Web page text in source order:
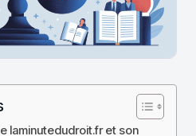
laminutedudroit.fr et son